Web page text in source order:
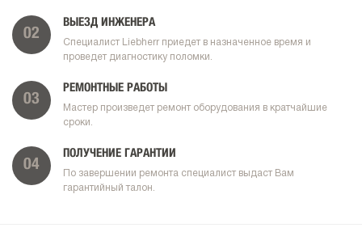
02
ВЫЕЗД ИНЖЕНЕРА
Специалист Liebherr приедет в назначенное время и
проведет диагностику поломки.
03
РЕМОНТНЫЕ РАБОТЫ
Мастер произведет ремонт оборудования в кратчайшие
сроки.
04
ПОЛУЧЕНИЕ ГАРАНТИИ
По завершении ремонта специалист выдаст Вам
гарантийный талон.